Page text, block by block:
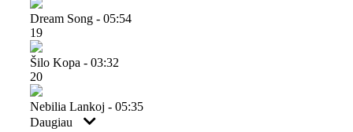
Dream Song - 05:54
19
Šilo Kopa - 03:32
20
Nebilia Lankoj - 05:35
Daugiau